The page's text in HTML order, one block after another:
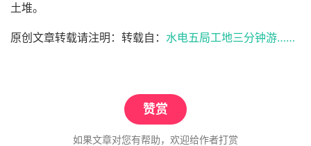
土堆。
原创文章转载请注明：转载自： 水电五局工地三分钟游……
赞赏
如果文章对您有帮助，欢迎给作者打赏